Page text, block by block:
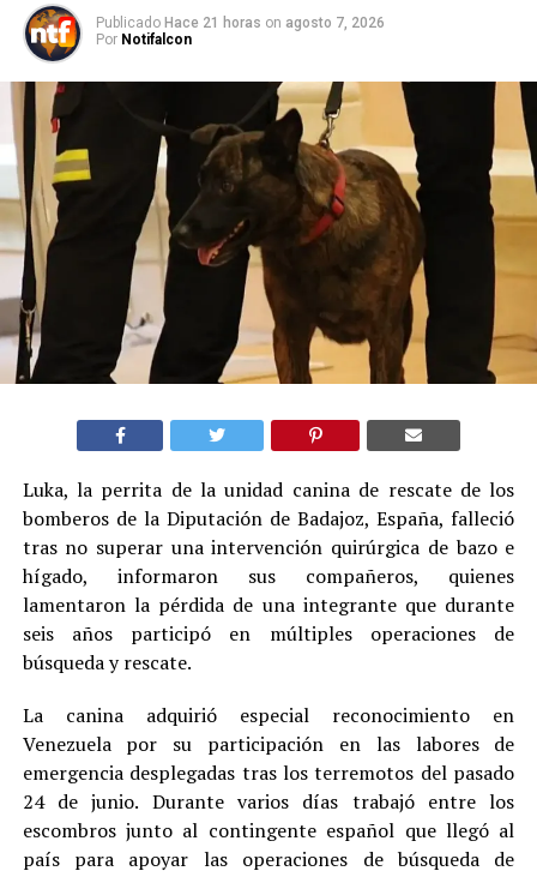
Publicado Hace 21 horas on agosto 7, 2026
Por Notifalcon
Luka, la perrita de la unidad canina de rescate de los
bomberos de la Diputación de Badajoz, España, falleció
tras no superar una intervención quirúrgica de bazo e
hígado, informaron sus compañeros, quienes
lamentaron la pérdida de una integrante que durante
seis años participó en múltiples operaciones de
búsqueda y rescate.
La canina adquirió especial reconocimiento en
Venezuela por su participación en las labores de
emergencia desplegadas tras los terremotos del pasado
24 de junio. Durante varios días trabajó entre los
escombros junto al contingente español que llegó al
país para apoyar las operaciones de búsqueda de